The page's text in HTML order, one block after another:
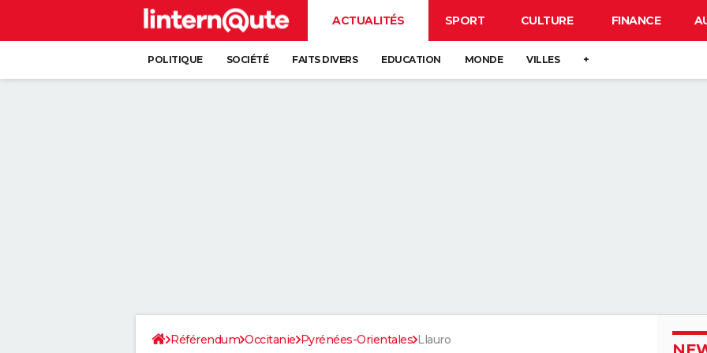
ACTUALITÉS SPORT CULTURE FINANCE
POLITIQUE SOCIÉTÉ FAITS DIVERS EDUCATION MONDE VILLES +
Référendum Occitanie Pyrénées-Orientales Llauro